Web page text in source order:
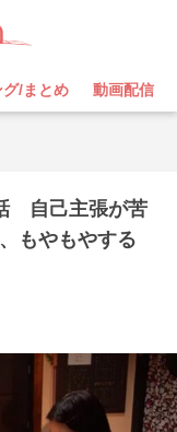
/まとめ 動画配信
自己主張が苦
もやもやする